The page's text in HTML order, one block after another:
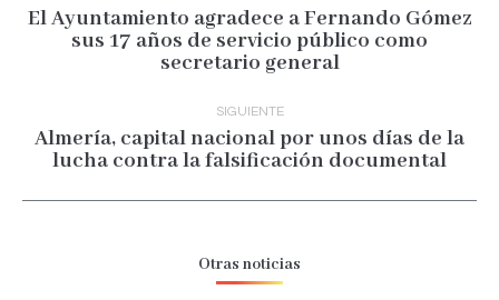
publicaciones
Publicación
anterior:
El Ayuntamiento agradece a Fernando Gómez
sus 17 años de servicio público como
secretario general
SIGUIENTE
Publicación
siguiente:
Almería, capital nacional por unos días de la
lucha contra la falsificación documental
Otras noticias